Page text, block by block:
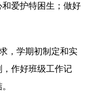
爱护特困生；做好
，学期初制定和实
作好班级工作记